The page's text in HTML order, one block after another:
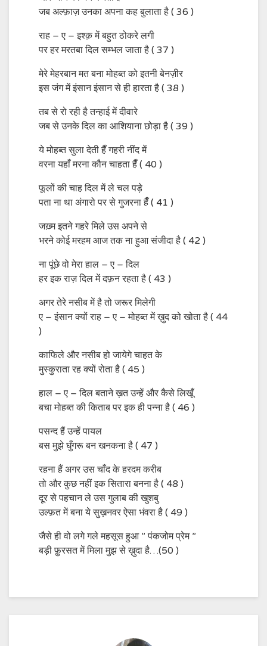
जब अल्फ़ाज़ उनका अपना कह बुलाता है ( 36 )
राह – ए – इश्क़ में बहुत ठोकरे लगी
पर हर मरतबा दिल सम्भल जाता है ( 37 )
मेरे मेहरबान मत बना मोहब्त को इतनी बेनज़ीर
इस जंग में इंसान इंसान से ही हारता है ( 38 )
तब से रो रही है तन्हाई में दीवारे
जब से उनके दिल का आशियाना छोड़ा है ( 39 )
ये मोहब्त सुला देती हैँ गहरी नींद में
वरना यहाँ मरना कौन चाहता हैँ ( 40 )
फूलों की चाह दिल में ले चल पड़े
पता ना था अंगारो पर से गुजरना हैँ ( 41 )
जख़्म इतने गहरे मिले उस अपने से
भरने कोई मरहम आज तक ना हुआ संजीदा है ( 42 )
ना पूंछे वो मेरा हाल – ए – दिल
हर इक राज़ दिल में दफ़न रहता है ( 43 )
अगर तेरे नसीब में है तो जरूर मिलेगी
ए – इंसान क्यों राह – ए – मोहब्त में ख़ुद को खोता है ( 44
)
काफिले और नसीब हो जायेगे चाहत के
मुस्कुराता रह क्यों रोता है ( 45 )
हाल – ए – दिल बताने ख़त उन्हें और कैसे लिखूँ
बचा मोहब्त की किताब पर इक ही पन्ना है ( 46 )
पसन्द हैं उन्हें पायल
बस मुझे घुँगरू बन खनकना है ( 47 )
रहना हैं अगर उस चाँद के हरदम करीब
तो और कुछ नहीं इक सितारा बनना है ( 48 )
दूर से पहचान ले उस गुलाब की खुशबु
उल्फ़त में बना ये सुख़नवर ऐसा भंवरा है ( 49 )
जैसे ही वो लगे गले महसूस हुआ ” पंकजोम प्रेम ”
बड़ी फ़ुरसत में मिला मुझ से ख़ुदा है…(50 )